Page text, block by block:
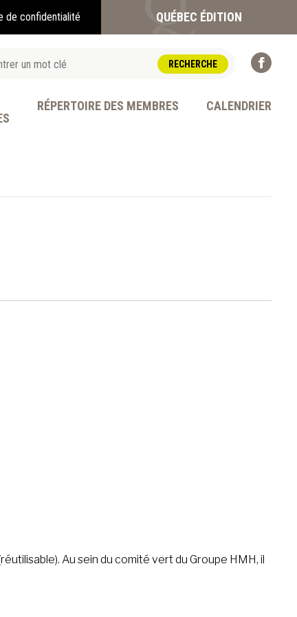
de confidentialité QUÉBEC ÉDITION
RÉPERTOIRE DES MEMBRES CALENDRIER
Au sein du comité vert du Groupe HMH, il